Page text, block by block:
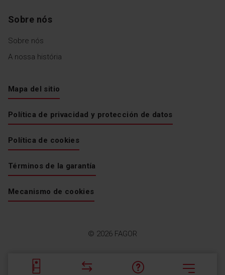
Sobre nós
Sobre nós
A nossa história
© 2026 FAGOR
Mapa del sitio
Política de privacidad y protección de datos
Política de cookies
Términos de la garantía
Mecanismo de cookies